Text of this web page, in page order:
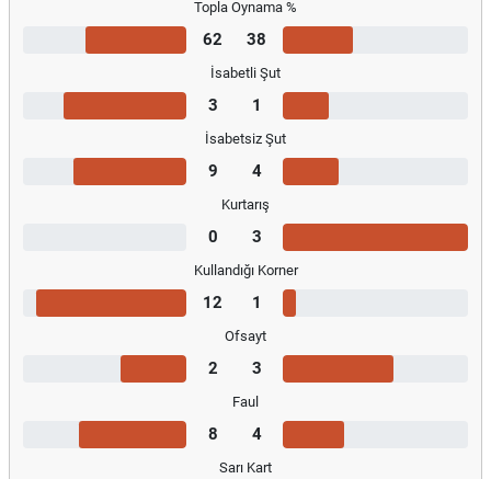
Topla Oynama %
62 38
İsabetli Şut
3 1
İsabetsiz Şut
9 4
Kurtarış
0 3
Kullandığı Korner
12 1
Ofsayt
2 3
Faul
8 4
Sarı Kart